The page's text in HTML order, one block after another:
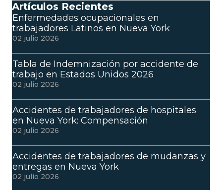
Artículos Recientes
Enfermedades ocupacionales en
trabajadores Latinos en Nueva York
02 julio 2026
Tabla de Indemnización por accidente de
trabajo en Estados Unidos 2026
02 julio 2026
Accidentes de trabajadores de hospitales
en Nueva York: Compensación
02 julio 2026
Accidentes de trabajadores de mudanzas y
entregas en Nueva York
02 julio 2026